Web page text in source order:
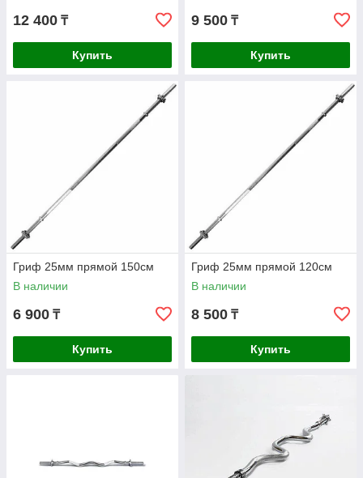
12 400 ₸
Купить
9 500 ₸
Купить
Гриф 25мм прямой 150см
В наличии
6 900 ₸
Купить
Гриф 25мм прямой 120см
В наличии
8 500 ₸
Купить